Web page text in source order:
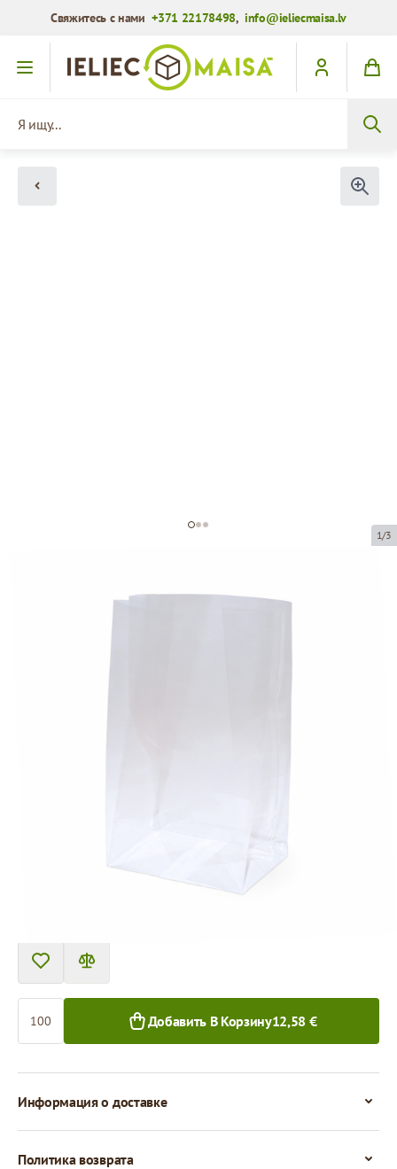
Свяжитесь с нами+371 22178498,info@ieliecmaisa.lv
Перейти к содержимому
1/3
Полипропиленовый мешок с
плоским дном
11,98 €
Добавить В Корзину12,58 €
Информация о доставке
Политика возврата